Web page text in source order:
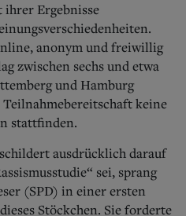
ihrer Ergebnisse
anonym und freiwillig
zwischen sechs und etwa
und Hamburg
keine
stattfinden.
ausdrücklich darauf
sei, sprang
(SPD) in einer ersten
Stöckchen. Sie forderte